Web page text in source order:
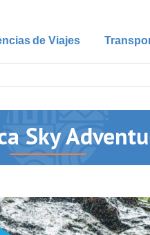
de Viajes
Sky